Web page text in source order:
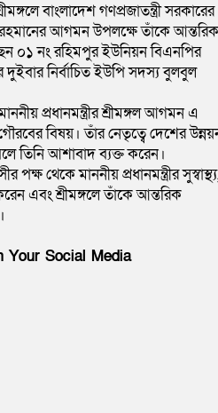
বাংলাদেশ গণপ্রজাতন্ত্রী সরকারের
রহমানের আগমন উপলক্ষে তাঁকে আন্তরিক
০১ নং রহিমপুর ইউনিয়ন বিএনপির
নির্বাচিত ইউপি সদস্য বুলবুল
প্রধানমন্ত্রীর শ্রীমঙ্গল আগমন এ
বিষয়। তাঁর নেতৃত্বে দেশের
তিনি আশাবাদ ব্যক্ত করেন।
থেকে মাননীয় প্রধানমন্ত্রীর
এবং শ্রীমঙ্গলে তাঁকে আন্তরিক
Your Social Media